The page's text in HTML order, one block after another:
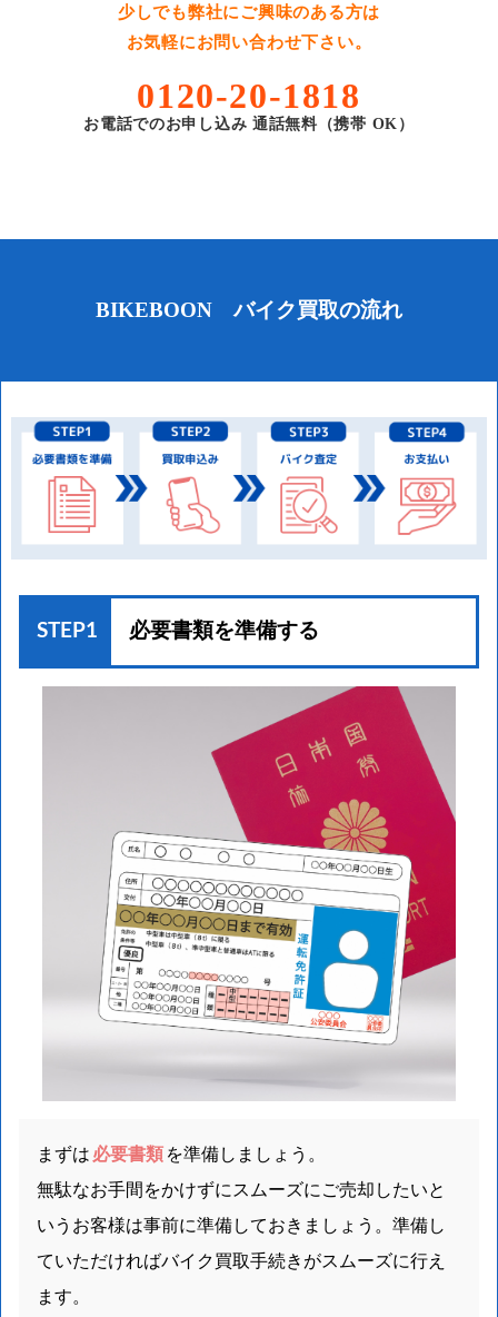
少しでも弊社にご興味のある方は
お気軽にお問い合わせ下さい。
0120-20-1818
お電話でのお申し込み 通話無料（携帯 OK）
BIKEBOON バイク買取の流れ
STEP1 必要書類を準備する
まずは 必要書類 を準備しましょう。
無駄なお手間をかけずにスムーズにご売却したいと
いうお客様は事前に準備しておきましょう。準備し
ていただければバイク買取手続きがスムーズに行え
ます。